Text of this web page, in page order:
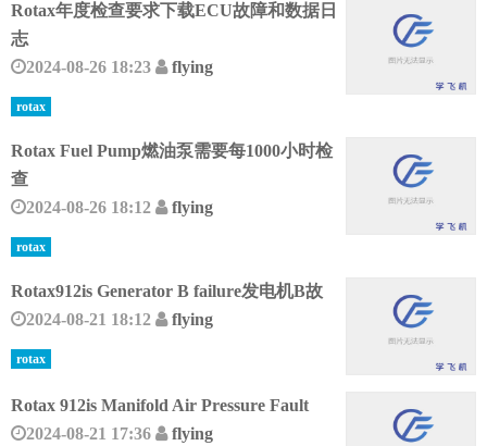
Rotax年度检查要求下载ECU故障和数据日
志
2024-08-26 18:23
flying
rotax
Rotax Fuel Pump燃油泵需要每1000小时检
查
2024-08-26 18:12
flying
rotax
Rotax912is Generator B failure发电机B故
2024-08-21 18:12
flying
rotax
Rotax 912is Manifold Air Pressure Fault
2024-08-21 17:36
flying